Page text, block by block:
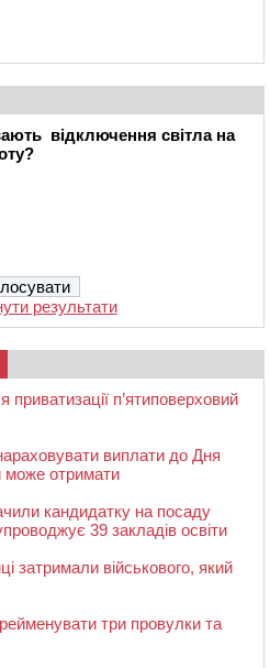
відключення світла на
результати
п’ятиповерховий
виплати до Дня
може отримати
кандидатку на посаду
39 закладів освіти
затримали військового, який
три провулки та